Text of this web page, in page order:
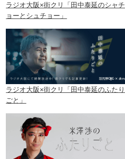
ラジオ大阪×街クリ「田中泰延のシャチ
ョーとシュチョー」
ラジオ大阪×街クリ「田中泰延のふたり
ごと」